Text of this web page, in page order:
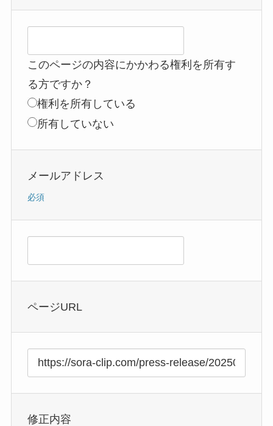
このページの内容にかかわる権利を所有す
る方ですか？
権利を所有している
所有していない
メールアドレス
必須
ページURL
修正内容